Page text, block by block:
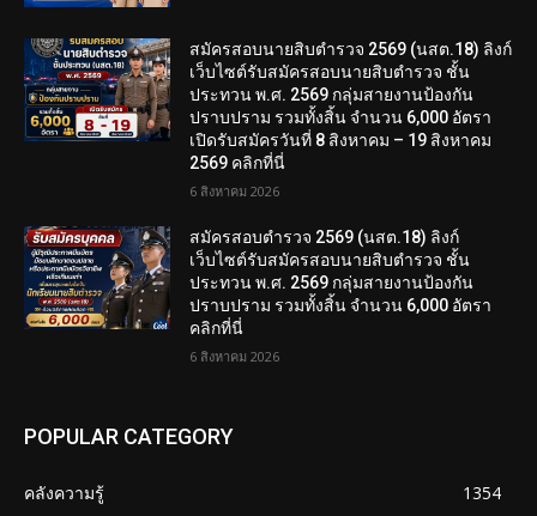
สมัครสอบนายสิบตำรวจ 2569 (นสต.18) ลิงก์
เว็บไซต์รับสมัครสอบนายสิบตำรวจ ชั้น
ประทวน พ.ศ. 2569 กลุ่มสายงานป้องกัน
ปราบปราม รวมทั้งสิ้น จำนวน 6,000 อัตรา
เปิดรับสมัครวันที่ 8 สิงหาคม – 19 สิงหาคม
2569 คลิกที่นี่
6 สิงหาคม 2026
สมัครสอบตํารวจ 2569 (นสต.18) ลิงก์
เว็บไซต์รับสมัครสอบนายสิบตำรวจ ชั้น
ประทวน พ.ศ. 2569 กลุ่มสายงานป้องกัน
ปราบปราม รวมทั้งสิ้น จำนวน 6,000 อัตรา
คลิกที่นี่
6 สิงหาคม 2026
POPULAR CATEGORY
คลังความรู้
1354